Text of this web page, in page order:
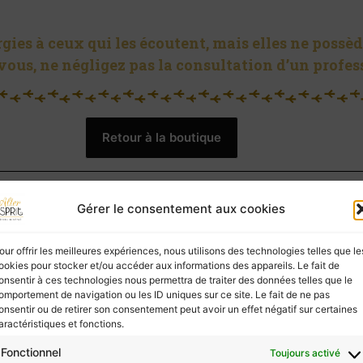
Gérer le consentement aux cookies
offrir les meilleures expériences, nous utilisons des technologies telles que
pour stocker et/ou accéder aux informations des appareils. Le fait de
à ces technologies nous permettra de traiter des données telles que le
de navigation ou les ID uniques sur ce site. Le fait de ne pas
ou de retirer son consentement peut avoir un effet négatif sur certaines
et fonctions.
Fonctionnel Toujours activé
à ceux qui les écoutent, mais elles ne
ne négligez pas la consultation d’un
Retour à la boutique
Shiva Lingam E
Shiva Lingam E
14,00€